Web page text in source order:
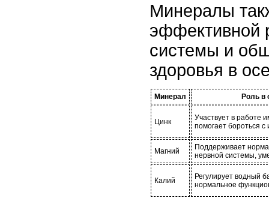
Минералы
эффективной
системы и
здоровья в
Минерал Роль в
Цинк
Участвует в работе
помогает бороться
Магний
Поддерживает
нервной системы,
Калий
Регулирует водный
нормальное